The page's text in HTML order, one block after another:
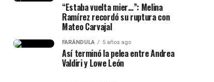
“Estaba vuelta mier…”: Melina
Ramírez recordó su ruptura con
Mateo Carvajal
FARÁNDULA 5 años ago
Así terminó la pelea entre Andrea
Valdiri y Lowe León